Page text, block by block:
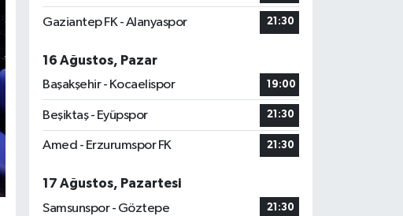
Gaziantep FK - Alanyaspor 21:30
16 Ağustos, Pazar
Başakşehir - Kocaelispor
19:00
Beşiktaş - Eyüpspor 21:30
Amed - Erzurumspor FK 21:30
17 Ağustos, Pazartesi
Samsunspor - Göztepe
21:30